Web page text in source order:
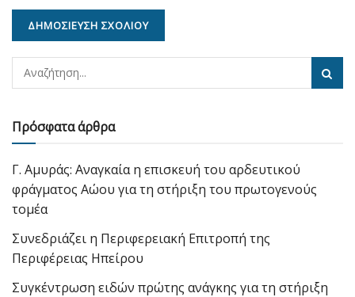
Πρόσφατα άρθρα
Γ. Αμυράς: Αναγκαία η επισκευή του αρδευτικού
φράγματος Αώου για τη στήριξη του πρωτογενούς
τομέα
Συνεδριάζει η Περιφερειακή Επιτροπή της
Περιφέρειας Ηπείρου
Συγκέντρωση ειδών πρώτης ανάγκης για τη στήριξη